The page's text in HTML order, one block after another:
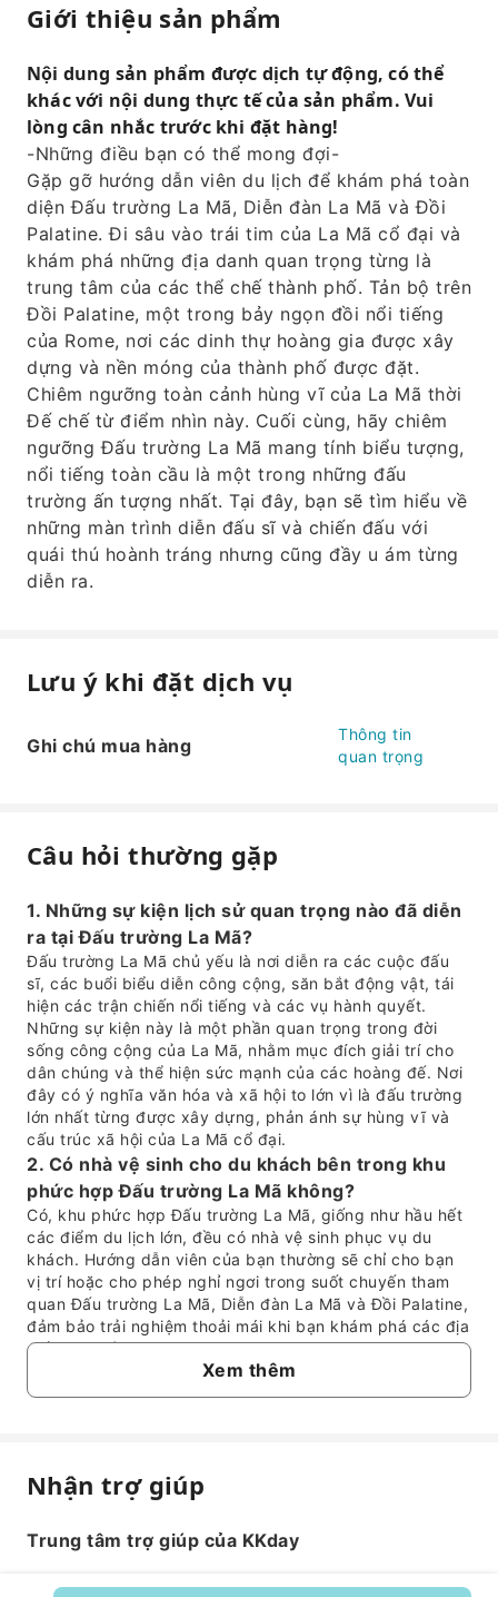
Giới thiệu sản phẩm
Nội dung sản phẩm được dịch tự động, có thể
khác với nội dung thực tế của sản phẩm. Vui
lòng cân nhắc trước khi đặt hàng!
-Những điều bạn có thể mong đợi-
Gặp gỡ hướng dẫn viên du lịch để khám phá toàn
diện Đấu trường La Mã, Diễn đàn La Mã và Đồi
Palatine. Đi sâu vào trái tim của La Mã cổ đại và
khám phá những địa danh quan trọng từng là
trung tâm của các thể chế thành phố. Tản bộ trên
Đồi Palatine, một trong bảy ngọn đồi nổi tiếng
của Rome, nơi các dinh thự hoàng gia được xây
dựng và nền móng của thành phố được đặt.
Chiêm ngưỡng toàn cảnh hùng vĩ của La Mã thời
Đế chế từ điểm nhìn này. Cuối cùng, hãy chiêm
ngưỡng Đấu trường La Mã mang tính biểu tượng,
nổi tiếng toàn cầu là một trong những đấu
trường ấn tượng nhất. Tại đây, bạn sẽ tìm hiểu về
những màn trình diễn đấu sĩ và chiến đấu với
quái thú hoành tráng nhưng cũng đầy u ám từng
diễn ra.
Lưu ý khi đặt dịch vụ
Ghi chú mua hàng
Thông tin
quan trọng
Câu hỏi thường gặp
1. Những sự kiện lịch sử quan trọng nào đã diễn
ra tại Đấu trường La Mã?
Đấu trường La Mã chủ yếu là nơi diễn ra các cuộc đấu
sĩ, các buổi biểu diễn công cộng, săn bắt động vật, tái
hiện các trận chiến nổi tiếng và các vụ hành quyết.
Những sự kiện này là một phần quan trọng trong đời
sống công cộng của La Mã, nhằm mục đích giải trí cho
dân chúng và thể hiện sức mạnh của các hoàng đế. Nơi
đây có ý nghĩa văn hóa và xã hội to lớn vì là đấu trường
lớn nhất từng được xây dựng, phản ánh sự hùng vĩ và
cấu trúc xã hội của La Mã cổ đại.
2. Có nhà vệ sinh cho du khách bên trong khu
phức hợp Đấu trường La Mã không?
Có, khu phức hợp Đấu trường La Mã, giống như hầu hết
các điểm du lịch lớn, đều có nhà vệ sinh phục vụ du
khách. Hướng dẫn viên của bạn thường sẽ chỉ cho bạn
vị trí hoặc cho phép nghỉ ngơi trong suốt chuyến tham
quan Đấu trường La Mã, Diễn đàn La Mã và Đồi Palatine,
đảm bảo trải nghiệm thoải mái khi bạn khám phá các địa
điểm lịch sử này.
3. Các câu chuyện lịch sử nào được làm nổi bật
trong chuyến tham quan có hướng dẫn viên khi
La Mã, du khách sẽ đi sâu vào trung tâm đời sống công
cộng của La Mã cổ đại. Hướng dẫn viên sẽ làm sáng tỏ
đế, những âm mưu chính trị và các hoạt động hàng ngày
cung thánh đường và cổng khải hoàn. Phần bình luận
Xem thêm
Câu hỏi thường gặp
1. Những sự kiện lịch sử quan trọng nào đã
Nhận trợ giúp
Trung tâm trợ giúp của KKday